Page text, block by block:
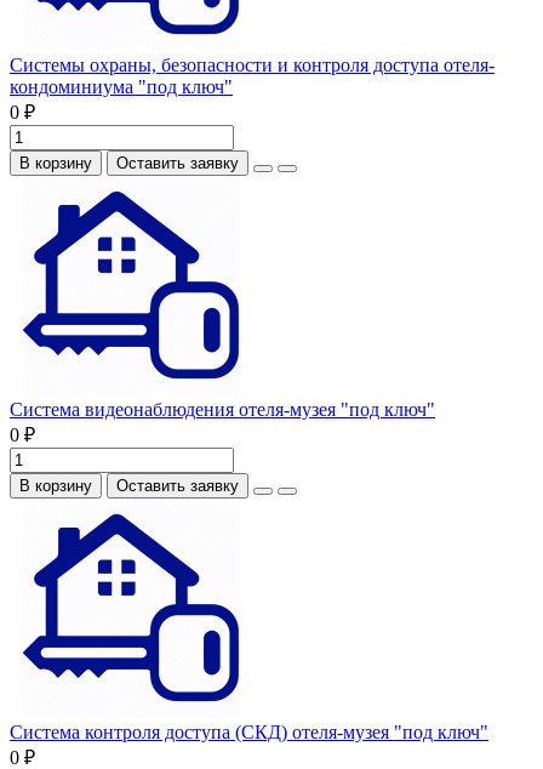
Системы охраны, безопасности и контроля доступа отеля-
кондоминиума "под ключ"
0 ₽
В корзину Оставить заявку
Система видеонаблюдения отеля-музея "под ключ"
0 ₽
В корзину Оставить заявку
Система контроля доступа (СКД) отеля-музея "под ключ"
0 ₽